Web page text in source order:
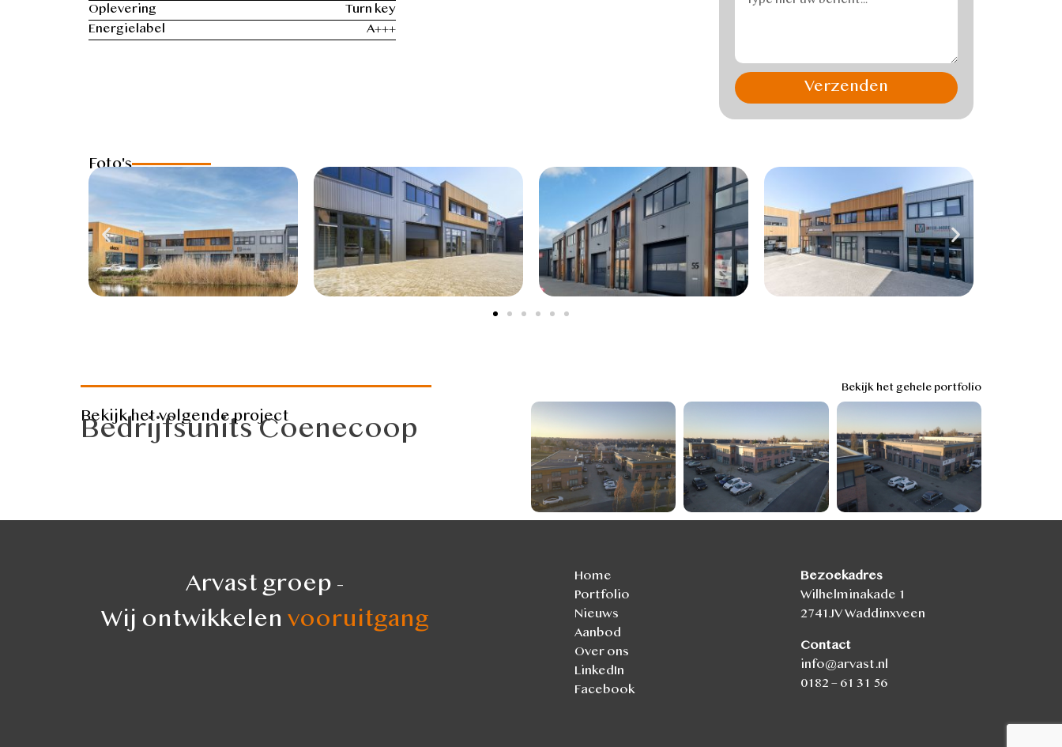
Oplevering
Turn key
Energielabel
A+++
Verzenden
Foto's
Bekijk het gehele portfolio
Bekijk het volgende project
Bedrijfsunits Coenecoop
Arvast groep -
Wij ontwikkelen vooruitgang
Home
Portfolio
Nieuws
Aanbod
Over ons
LinkedIn
Facebook
Bezoekadres
Wilhelminakade 1
2741JV Waddinxveen
Contact
info@arvast.nl
0182 – 61 31 56